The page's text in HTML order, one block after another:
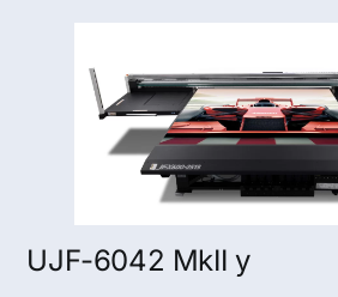
UJF-6042 MkII y